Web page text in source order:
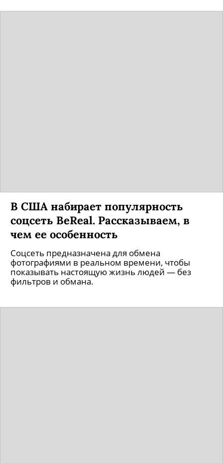
В США набирает популярность
соцсеть BeReal. Рассказываем, в
чем ее особенность
Соцсеть предназначена для обмена
фотографиями в реальном времени, чтобы
показывать настоящую жизнь людей — без
фильтров и обмана.